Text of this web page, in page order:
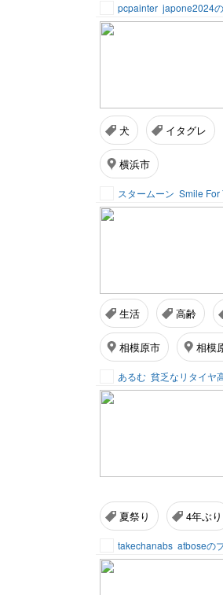
pcpainter japone2024
犬 イタグレ
横浜市
スタームーン Smile For
生活 高齢
相模原市 相模
あるむ
夏祭り 4年ぶり
takechanabs atboseの